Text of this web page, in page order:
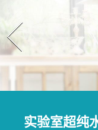
实验室超纯